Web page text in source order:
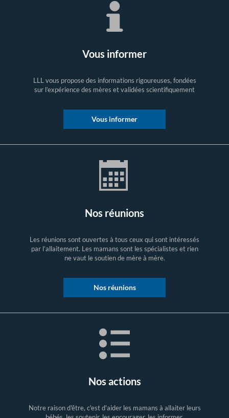
Vous informer
LLL vous propose des informations rigoureuses, fondées
sur l’expérience des mères et validées scientifiquement
Vous informer
Nos réunions
Les réunions sont ouvertes à tous ceux qui sont intéressés
par l’allaitement. Les mamans sont les spécialistes et rien
ne vaut le soutien de mère à mère.
Nos réunions
Nos actions
Notre raison d'être, c'est d'aider les mamans à allaiter leurs